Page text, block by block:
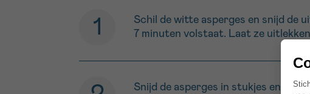
Schil de witte asperges en snijd de
7 minuten volstaat. Laat ze
Snijd de asperges in stukjes en